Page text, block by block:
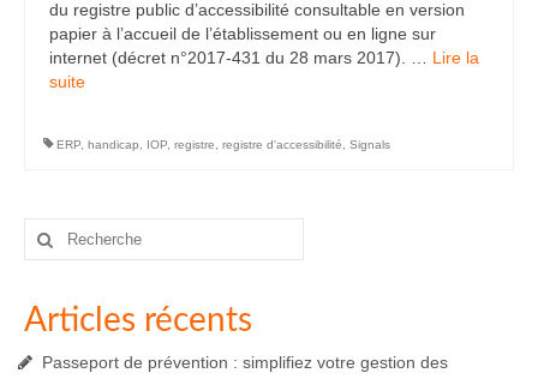
du registre public d’accessibilité consultable en version
papier à l’accueil de l’établissement ou en ligne sur
internet (décret n°2017-431 du 28 mars 2017). … Lire la
suite­­
ERP handicap IOP registre registre d'accessibilité Signals
Rechercher
Articles récents
Passeport de prévention : simplifiez votre gestion des